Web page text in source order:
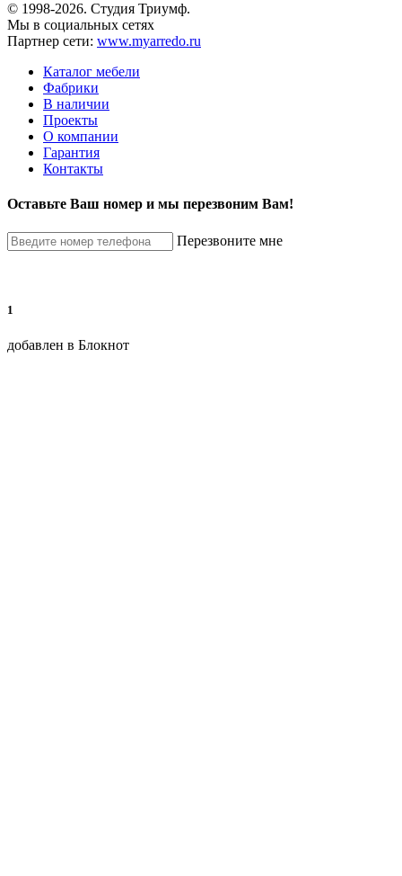
© 1998-2026. Студия Триумф.
Мы в социальных сетях
Партнер сети: www.myarredo.ru
Каталог мебели
Фабрики
В наличии
Проекты
О компании
Гарантия
Контакты
Оставьте Ваш номер и мы перезвоним Вам!
Перезвоните мне
1
добавлен в Блокнот